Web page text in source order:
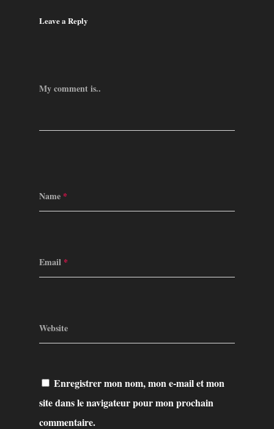
Leave a Reply
My comment is..
Name *
Email *
Website
Enregistrer mon nom, mon e-mail et mon
site dans le navigateur pour mon prochain
commentaire.